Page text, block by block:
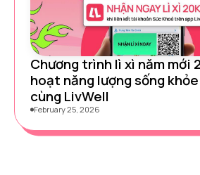
Chương trình lì xì năm mới
hoạt năng lượng sống
cùng LivWell
February 25, 2026